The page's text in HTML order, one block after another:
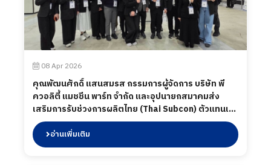
08 Apr 2026
คุณพัฒนศักดิ์ แสนสมรส กรรมการผู้จัดการ บริษัท พี
ควอลิตี้ แมชชีน พาร์ท จำกัด และอุปนายกสมาคมส่ง
เสริมการรับช่วงการผลิตไทย (Thai Subcon) ตัวแทนเข้า
ร่วมออกบูธงาน Mechanical Components &
Technology Expo (M-Tech Nagoya 2026) งานแสดง
สินค้าอุตสาหกรรมด้านชิ้นส่วนเครื่องจักร วัสดุ และ
อ่านเพิ่มเติม